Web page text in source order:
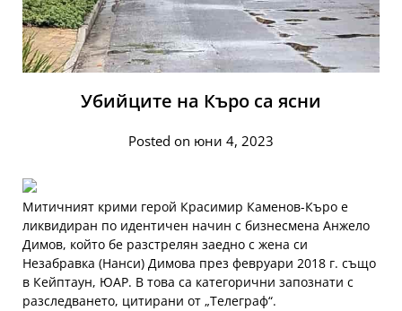
Убийците на Къро са ясни
Posted on юни 4, 2023
Митичният крими герой Красимир Каменов-Къро е
ликвидиран по идентичен начин с бизнесмена Анжело
Димов, който бе разстрелян заедно с жена си
Незабравка (Нанси) Димова през февруари 2018 г. също
в Кейптаун, ЮАР. В това са категорични запознати с
разследването, цитирани от „Телеграф“.